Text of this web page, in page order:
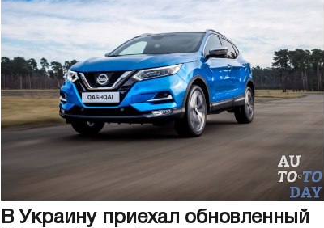
В Украину приехал обновленный